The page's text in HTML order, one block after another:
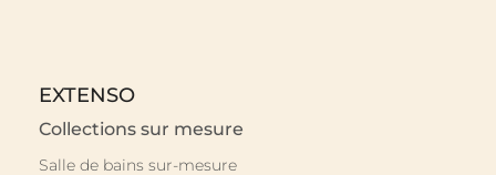
EXTENSO
Collections sur mesure
Salle de bains sur-mesure